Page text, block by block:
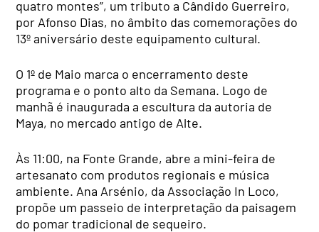
quatro montes”, um tributo a Cândido Guerreiro,
por Afonso Dias, no âmbito das comemorações do
13º aniversário deste equipamento cultural.
O 1º de Maio marca o encerramento deste
programa e o ponto alto da Semana. Logo de
manhã é inaugurada a escultura da autoria de
Maya, no mercado antigo de Alte.
Às 11:00, na Fonte Grande, abre a mini-feira de
artesanato com produtos regionais e música
ambiente. Ana Arsénio, da Associação In Loco,
propõe um passeio de interpretação da paisagem
do pomar tradicional de sequeiro.